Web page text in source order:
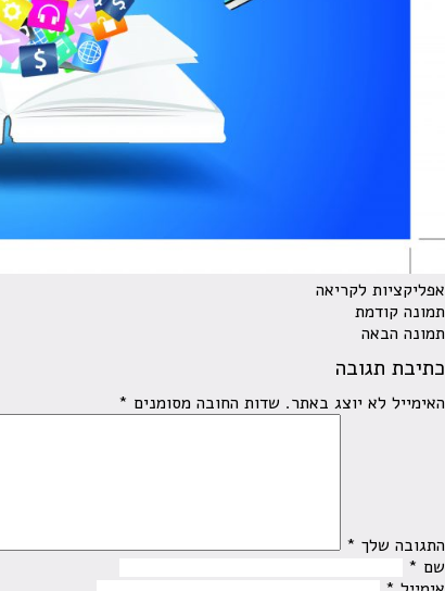
אפליקציות לקריאה
תמונה קודמת
תמונה הבאה
כתיבת תגובה
האימייל לא יוצג באתר. שדות החובה מסומנים *
התגובה שלך *
שם *